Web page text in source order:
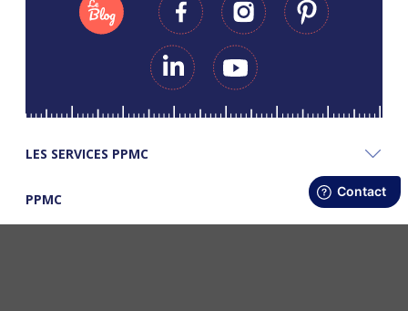
LES SERVICES PPMC
PPMC